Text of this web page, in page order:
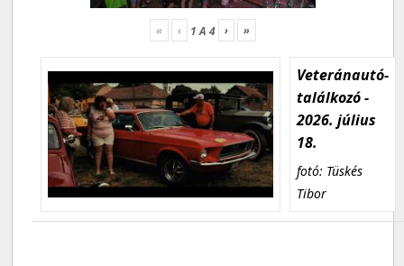
« ‹ 1A 4 › »
Veteránautó-
találkozó -
2026. július
18.
fotó: Tüskés
Tibor